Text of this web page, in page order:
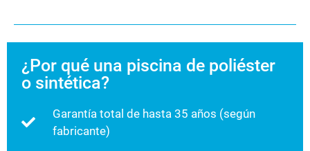
¿Por qué una piscina de poliéster
o sintética?
Garantía total de hasta 35 años (según
fabricante)